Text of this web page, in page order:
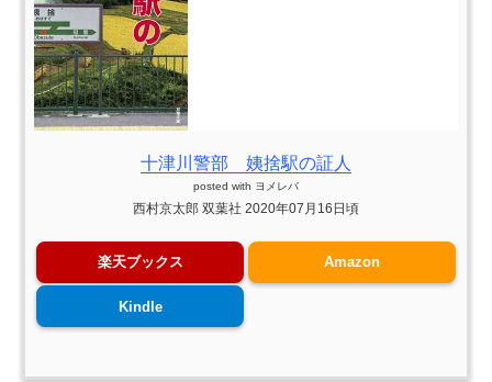
十津川警部 姨捨駅の証人
posted with ヨメレバ
西村京太郎 双葉社 2020年07月16日頃
楽天ブックス Amazon
Kindle